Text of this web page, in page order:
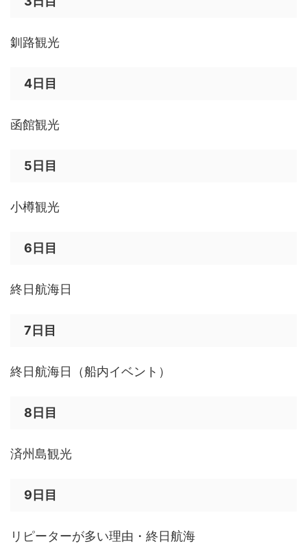
釧路観光
4日目
函館観光
5日目
小樽観光
6日目
終日航海日
7日目
終日航海日（船内イベント）
8日目
済州島観光
9日目
リピーターが多い理由・終日航海